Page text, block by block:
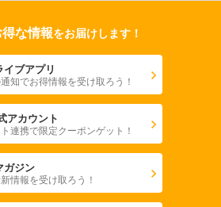
な情報をお届けします！
イブアプリ
知でお得情報を受け取ろう！
アカウント
連携で限定クーポンゲット！
ガジン
情報を受け取ろう！